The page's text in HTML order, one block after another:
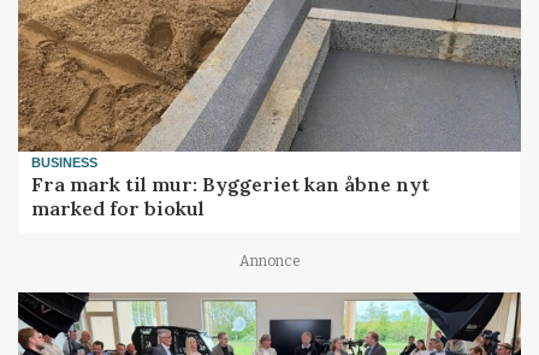
BUSINESS
Fra mark til mur: Byggeriet kan åbne nyt
marked for biokul
Annonce